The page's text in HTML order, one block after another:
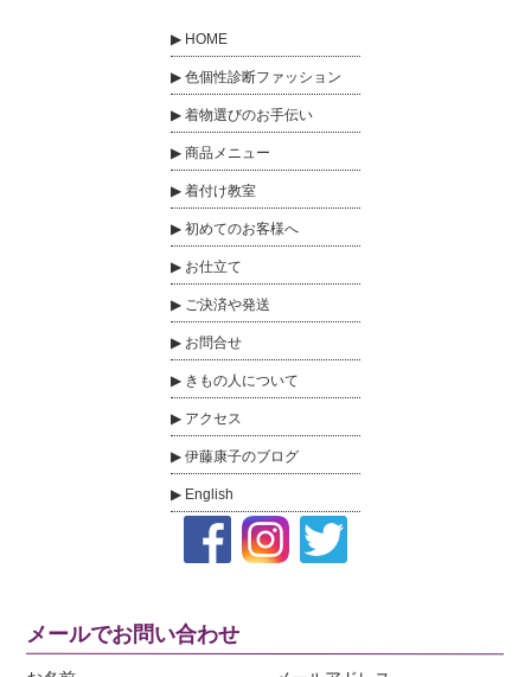
HOME
色個性診断ファッション
着物選びのお手伝い
商品メニュー
着付け教室
初めてのお客様へ
お仕立て
ご決済や発送
お問合せ
きもの人について
アクセス
伊藤康子のブログ
English
メールでお問い合わせ